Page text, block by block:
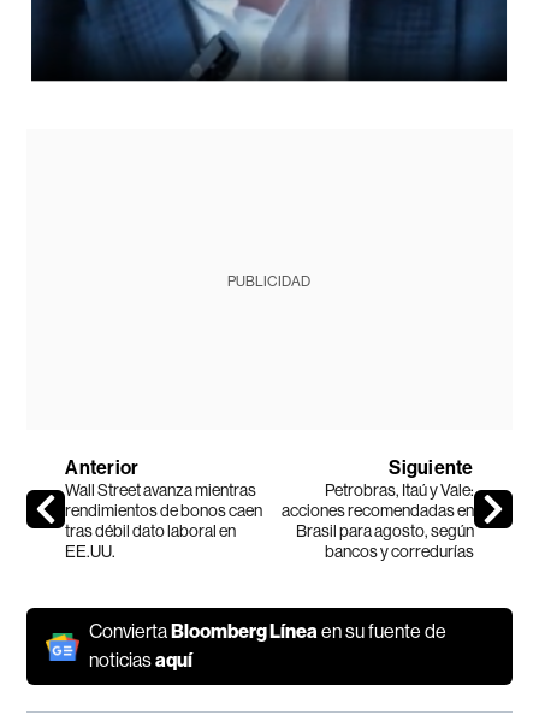
PUBLICIDAD
Anterior
Wall Street avanza mientras
rendimientos de bonos caen
tras débil dato laboral en
EE.UU.
Siguiente
Petrobras, Itaú y Vale:
acciones recomendadas en
Brasil para agosto, según
bancos y corredurías
Convierta Bloomberg Líneaen su fuente de
noticiasaquí